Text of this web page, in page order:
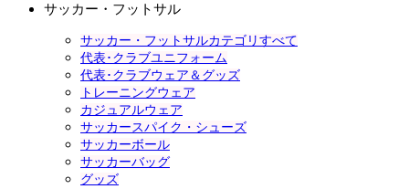
サッカー・フットサル
サッカー・フットサルカテゴリすべて
代表･クラブユニフォーム
代表･クラブウェア＆グッズ
トレーニングウェア
カジュアルウェア
サッカースパイク・シューズ
サッカーボール
サッカーバッグ
グッズ